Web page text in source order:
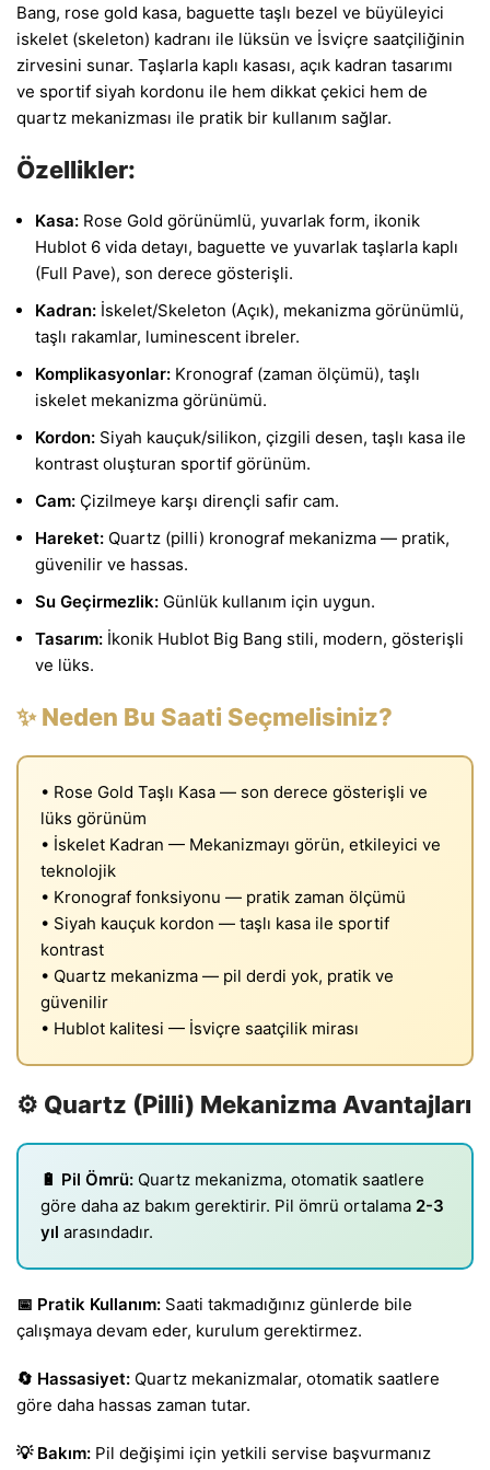
Bang, rose gold kasa, baguette taşlı bezel ve büyüleyici
iskelet (skeleton) kadranı ile lüksün ve İsviçre saatçiliğinin
zirvesini sunar. Taşlarla kaplı kasası, açık kadran tasarımı
ve sportif siyah kordonu ile hem dikkat çekici hem de
quartz mekanizması ile pratik bir kullanım sağlar.
Özellikler:
Kasa: Rose Gold görünümlü, yuvarlak form, ikonik
Hublot 6 vida detayı, baguette ve yuvarlak taşlarla kaplı
(Full Pave), son derece gösterişli.
Kadran: İskelet/Skeleton (Açık), mekanizma görünümlü,
taşlı rakamlar, luminescent ibreler.
Komplikasyonlar: Kronograf (zaman ölçümü), taşlı
iskelet mekanizma görünümü.
Kordon: Siyah kauçuk/silikon, çizgili desen, taşlı kasa ile
kontrast oluşturan sportif görünüm.
Cam: Çizilmeye karşı dirençli safir cam.
Hareket: Quartz (pilli) kronograf mekanizma — pratik,
güvenilir ve hassas.
Su Geçirmezlik: Günlük kullanım için uygun.
Tasarım: İkonik Hublot Big Bang stili, modern, gösterişli
ve lüks.
✨ Neden Bu Saati Seçmelisiniz?
• Rose Gold Taşlı Kasa — son derece gösterişli ve
lüks görünüm
• İskelet Kadran — Mekanizmayı görün, etkileyici ve
teknolojik
• Kronograf fonksiyonu — pratik zaman ölçümü
• Siyah kauçuk kordon — taşlı kasa ile sportif
kontrast
• Quartz mekanizma — pil derdi yok, pratik ve
güvenilir
• Hublot kalitesi — İsviçre saatçilik mirası
⚙️ Quartz (Pilli) Mekanizma Avantajları
🔋 Pil Ömrü: Quartz mekanizma, otomatik saatlere
göre daha az bakım gerektirir. Pil ömrü ortalama 2-3
yıl arasındadır.
📅 Pratik Kullanım: Saati takmadığınız günlerde bile
çalışmaya devam eder, kurulum gerektirmez.
🔄 Hassasiyet: Quartz mekanizmalar, otomatik saatlere
göre daha hassas zaman tutar.
💡 Bakım: Pil değişimi için yetkili servise başvurmanız